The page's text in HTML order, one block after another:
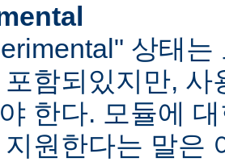
상태는
포함되있지만, 사
한다. 모듈에
지원한다는 말은